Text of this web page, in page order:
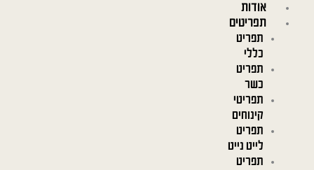
אודות
תפריטים
תפריט
כללי
תפריט
כשר
תפריטי
קינוחים
תפריט
לייט נייט
תפריט